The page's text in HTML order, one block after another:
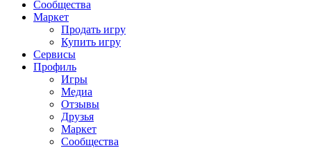
Сообщества
Маркет
Продать игру
Купить игру
Сервисы
Профиль
Игры
Медиа
Отзывы
Друзья
Маркет
Сообщества